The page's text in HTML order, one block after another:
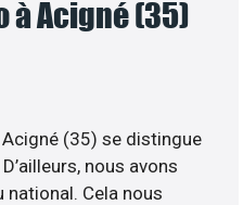
à Acigné (35)
(35) se distingue
nous avons
national. Cela nous